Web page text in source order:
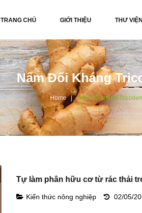
TRANG CHỦ GIỚI THIỆU THƯ
Nấm Đối Kháng
Home Nấm đối kháng
Tự làm phân hữu cơ từ rác thải
Kiến thức nông nghiệp 02/05/